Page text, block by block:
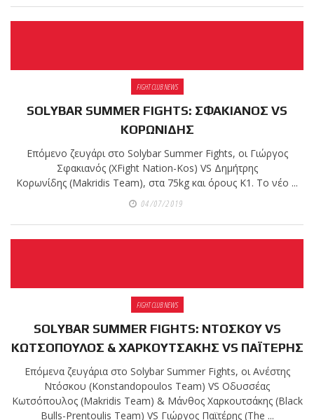
FIGHT CLUB NEWS
SOLYBAR SUMMER FIGHTS: ΣΦΑΚΙΑΝΟΣ VS
ΚΟΡΩΝΙΔΗΣ
Επόμενο ζευγάρι στο Solybar Summer Fights, οι Γιώργος
Σφακιανός (XFight Nation-Kos) VS Δημήτρης
Κορωνίδης (Makridis Team), στα 75kg και όρους Κ1. Το νέο ...
04/07/2019
FIGHT CLUB NEWS
SOLYBAR SUMMER FIGHTS: ΝΤΟΣΚΟΥ VS
ΚΩΤΣΟΠΟΥΛΟΣ & ΧΑΡΚΟΥΤΣΑΚΗΣ VS ΠΑΪΤΕΡΗΣ
Επόμενα ζευγάρια στο Solybar Summer Fights, οι Ανέστης
Ντόσκου (Konstandopoulos Team) VS Οδυσσέας
Κωτσόπουλος (Makridis Team) & Μάνθος Χαρκουτσάκης (Black
Bulls-Prentoulis Team) VS Γιώργος Παϊτέρης (The ...